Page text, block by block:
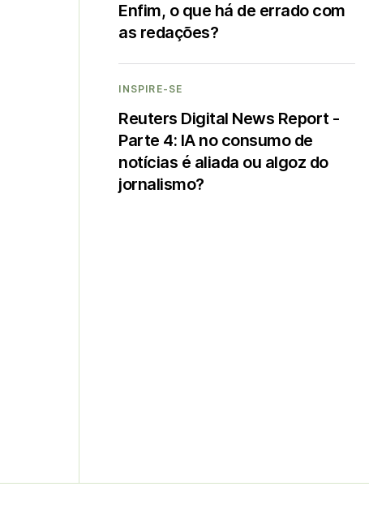
Enfim, o que há de errado com
as redações?
INSPIRE-SE
Reuters Digital News Report -
Parte 4: IA no consumo de
notícias é aliada ou algoz do
jornalismo?